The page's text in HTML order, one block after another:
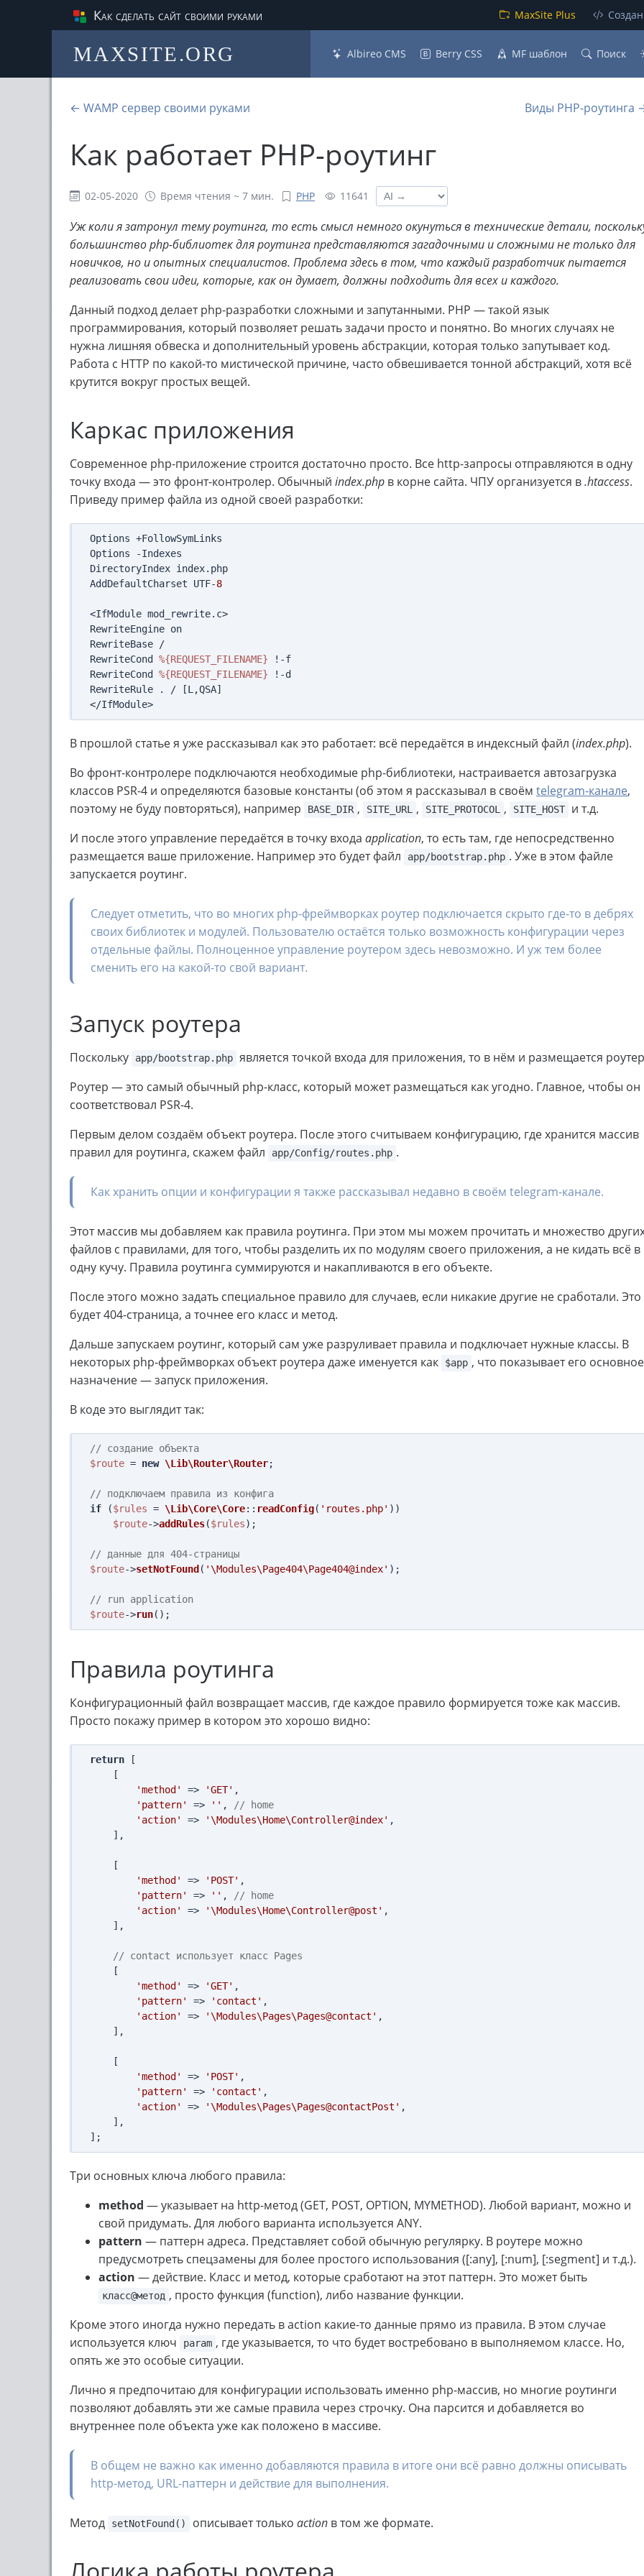
Как сделать сайт своими руками MaxSite Plus
MAXSITE.ORG Albireo CMS Berry CSS MF шаблон Поиск
← WAMP сервер своими руками Виды PHP-роутинга
Как работает PHP-роутинг
02-05-2020 Время чтения ~ 7 мин. PHP 11641
Уж коли я затронул тему роутинга, то есть смысл немного окунуться в технические детали,
большинство php-библиотек для роутинга представляются загадочными и сложными не только для
новичков, но и опытных специалистов. Проблема здесь в том, что каждый разработчик пытается
реализовать свои идеи, которые, как он думает, должны подходить для всех и каждого.
Данный подход делает php-разработки сложными и запутанными. PHP — такой язык
программирования, который позволяет решать задачи просто и понятно. Во многих случаях не
нужна лишняя обвеска и дополнительный уровень абстракции, которая только запутывает код.
Работа с HTTP по какой-то мистической причине, часто обвешивается тонной абстракций, хотя всё
крутится вокруг простых вещей.
Каркас приложения
Современное php-приложение строится достаточно просто. Все http-запросы отправляются в одну
точку входа — это фронт-контролер. Обычный index.php в корне сайта. ЧПУ организуется в.htaccess.
Приведу пример файла из одной своей разработки:
Options +FollowSymLinks
Options -Indexes
DirectoryIndex index.php
AddDefaultCharset UTF-8
<IfModule mod_rewrite.c>
RewriteEngine on
RewriteBase /
RewriteCond %{REQUEST_FILENAME} !-f
RewriteCond %{REQUEST_FILENAME} !-d
RewriteRule . / [L,QSA]
В прошлой статье я уже рассказывал как это работает: всё передаётся в индексный файл (index.php).
Во фронт-контролере подключаются необходимые php-библиотеки, настраивается автозагрузка
классов PSR-4 и определяются базовые константы (об этом я рассказывал в своём telegram-канале,
поэтому не буду повторяться), например
BASE_DIR , SITE_URL , SITE_PROTOCOL , SITE_HOST
и т.д.
И после этого управление передаётся в точку входа application, то есть там, где непосредственно
размещается ваше приложение. Например это будет файл
app/bootstrap.php . Уже в этом файле
запускается роутинг.
Следует отметить, что во многих php-фреймворках роутер подключается скрыто где-то в дебрях
своих библиотек и модулей. Пользователю остаётся только возможность конфигурации через
отдельные файлы. Полноценное управление роутером здесь невозможно. И уж тем более
сменить его на какой-то свой вариант.
Запуск роутера
Поскольку app/bootstrap.php является точкой входа для приложения, то в нём и размещается
Роутер — это самый обычный php-класс, который может размещаться как угодно. Главное, чтобы он
соответствовал PSR-4.
Первым делом создаём объект роутера. После этого считываем конфигурацию, где хранится массив
правил для роутинга, скажем файл
app/Config/routes.php .
Как хранить опции и конфигурации я также рассказывал недавно в своём telegram-канале.
Этот массив мы добавляем как правила роутинга. При этом мы можем прочитать и множество
файлов с правилами, для того, чтобы разделить их по модулям своего приложения, а не кидать всё в
одну кучу. Правила роутинга суммируются и накапливаются в его объекте.
После этого можно задать специальное правило для случаев, если никакие другие не сработали. Это
будет 404-страница, а точнее его класс и метод.
Дальше запускаем роутинг, который сам уже разруливает правила и подключает нужные классы. В
некоторых php-фреймворках объект роутера даже именуется как
$app , что показывает его основное
назначение — запуск приложения.
В коде это выглядит так:
// создание объекта
$route = new \Lib\Router\Router;
// подключаем правила из конфига
if ($rules = \Lib\Core\Core:: readConfig( 'routes.php' ))
$route->addRules($rules);
// данные для 404-страницы
$route->setNotFound ( '\Modules\Page404\Page404@index' );
// run application
$route->run
Правила роутинга
Конфигурационный файл возвращает массив, где каждое правило формируется тоже как массив.
Просто покажу пример в котором это хорошо видно:
return [
'method'
=> 'GET' ,
'pattern'
=> '' ,
// home
'action'
=> '\Modules\Home\Controller@index' ,
'method'
=> 'POST' ,
'pattern'
=> '' ,
// home
'action'
=> '\Modules\Home\Controller@post' ,
// contact использует класс Pages
'method'
=> 'GET' ,
'pattern'
=> 'contact' ,
'action'
=> '\Modules\Pages\Pages@contact' ,
'method'
=> 'POST' ,
'pattern'
=> 'contact' ,
'action'
=> '\Modules\Pages\Pages@contactPost' ,
Три основных ключа любого правила:
method — указывает на http-метод (GET, POST, OPTION, MYMETHOD). Любой вариант, можно и
свой придумать. Для любого варианта используется ANY.
pattern — паттерн адреса. Представляет собой обычную регулярку. В роутере можно
предусмотреть спецзамены для более простого использования ([:any], [:num], [:segment] и т.д.).
action — действие. Класс и метод, которые сработают на этот паттерн. Это может быть
класс@метод , просто функция (function), либо название функции.
Кроме этого иногда нужно передать в action какие-то данные прямо из правила. В этом случае
используется ключ
param , где указывается, то что будет востребовано в выполняемом классе. Но,
опять же это особые ситуации.
Лично я предпочитаю для конфигурации использовать именно php-массив, но многие роутинги
позволяют добавлять эти же самые правила через строчку. Она парсится и добавляется во
внутреннее поле объекта уже как положено в массиве.
В общем не важно как именно добавляются правила в итоге они всё равно должны описывать
http-метод, URL-паттерн и действие для выполнения.
Метод setNotFound() описывает только action в том же формате.